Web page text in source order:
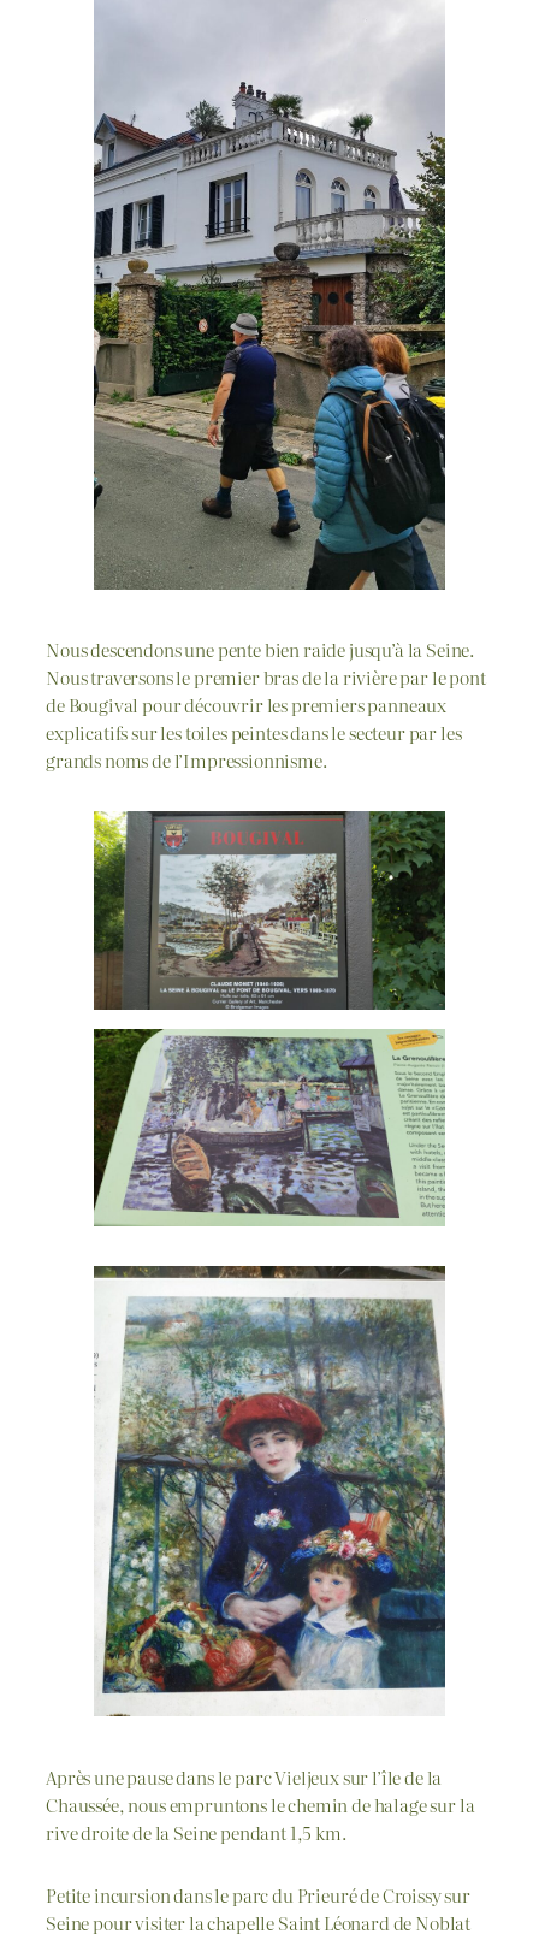
Nous descendons une pente bien raide jusqu’à la Seine.
Nous traversons le premier bras de la rivière par le pont
de Bougival pour découvrir les premiers panneaux
explicatifs sur les toiles peintes dans le secteur par les
grands noms de l’Impressionnisme.
Après une pause dans le parc Vieljeux sur l’île de la
Chaussée, nous empruntons le chemin de halage sur la
rive droite de la Seine pendant 1,5 km.
Petite incursion dans le parc du Prieuré de Croissy sur
Seine pour visiter la chapelle Saint Léonard de Noblat